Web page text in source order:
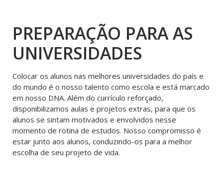
PREPARAÇÃO PARA AS
UNIVERSIDADES
Colocar os alunos nas melhores universidades do país e
do mundo é o nosso talento como escola e está marcado
em nosso DNA. Além do currículo reforçado,
disponibilizamos aulas e projetos extras, para que os
alunos se sintam motivados e envolvidos nesse
momento de rotina de estudos. Nosso compromisso é
estar junto aos alunos, conduzindo-os para a melhor
escolha de seu projeto de vida.